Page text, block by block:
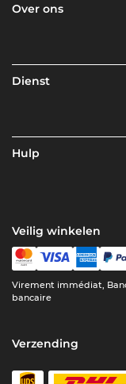
Over ons
Dienst
Hulp
Veilig winkelen
Virement immédiat,
bancaire
Verzending